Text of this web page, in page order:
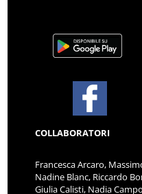
COLLABORATORI
Francesca Arcaro,
Nadine Blanc, Riccardo
Giulia Calisti, Nadia